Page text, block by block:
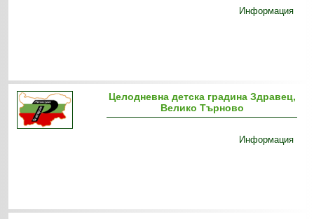
Информация
Целодневна детска градина Здравец,
Велико Търново
Информация